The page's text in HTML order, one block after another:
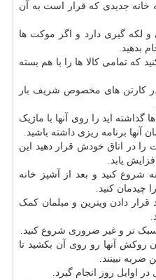
خانه جدیدی که قرار است به آن
و لکه گیری دارد و اگر موکت ها
بدهید.
که تمامی کالا ها را با هم بسته
کارتن های مخصوص شریف بار
گذاشته اید را روی آنها با ماژیک
آنها برنامه ریزی داشته باشید.
در اتاق خودش قرار دهید این
یابد.
شروع کنید و بعد از آشپز خانه
چیدمان کنید.
قرار دادن ویترین و مبلمان کمک
روکش آنها رو روی آن بکشید تا
ضربه نبینند.